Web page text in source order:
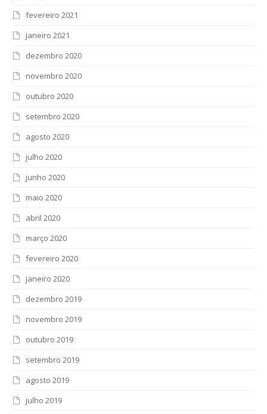
fevereiro 2021
janeiro 2021
dezembro 2020
novembro 2020
outubro 2020
setembro 2020
agosto 2020
julho 2020
junho 2020
maio 2020
abril 2020
março 2020
fevereiro 2020
janeiro 2020
dezembro 2019
novembro 2019
outubro 2019
setembro 2019
agosto 2019
julho 2019